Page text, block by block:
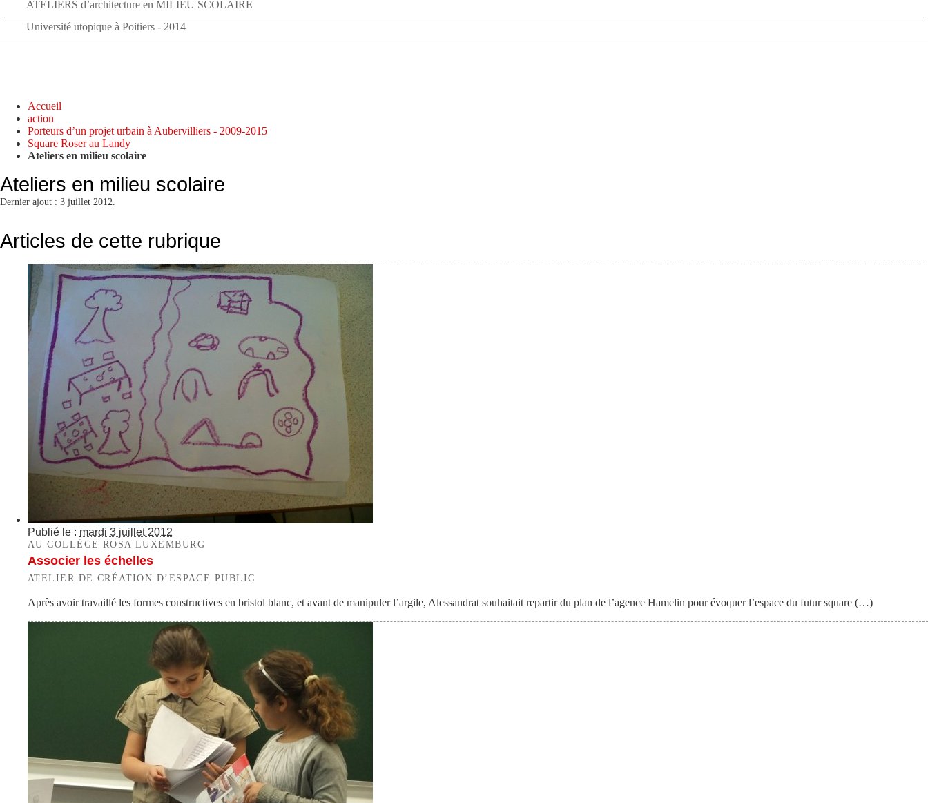
ATELIERS d’architecture en MILIEU SCOLAIRE
Université utopique à Poitiers - 2014
Accueil
action
Porteurs d’un projet urbain à Aubervilliers - 2009-2015
Square Roser au Landy
Ateliers en milieu scolaire
Ateliers en milieu scolaire
Dernier ajout : 3 juillet 2012.
Articles de cette rubrique
Publié le : mardi 3 juillet 2012
AU COLLÈGE ROSA LUXEMBURG
Associer les échelles
ATELIER DE CRÉATION D’ESPACE PUBLIC
Après avoir travaillé les formes constructives en bristol blanc, et avant de manipuler l’argile, Alessandrat souhaitait repartir du plan de l’agence Hamelin pour évoquer l’espace du futur square (…)